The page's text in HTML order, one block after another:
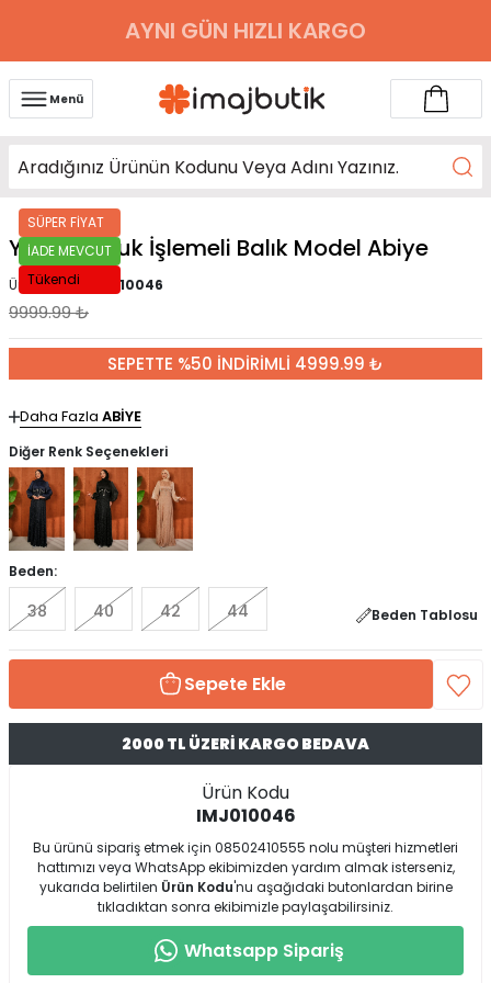
AYNI GÜN HIZLI KARGO
Menü
SÜPER FİYAT
İADE MEVCUT
Tükendi
Yeşil Boncuk İşlemeli Balık Model Abiye
Ürün Kodu : IMJ010046
9999.99₺
SEPETTE %50 İNDİRİMLİ 4999.99 ₺
Daha Fazla ABİYE
Diğer Renk Seçenekleri
Beden:
38 40 42 44 Beden Tablosu
Sepete Ekle
2000 TL ÜZERİ KARGO BEDAVA
Ürün Kodu
IMJ010046
Bu ürünü sipariş etmek için 08502410555 nolu müşteri hizmetleri
hattımızı veya WhatsApp ekibimizden yardım almak isterseniz,
yukarıda belirtilen Ürün Kodu'nu aşağıdaki butonlardan birine
tıkladıktan sonra ekibimizle paylaşabilirsiniz.
Whatsapp Sipariş